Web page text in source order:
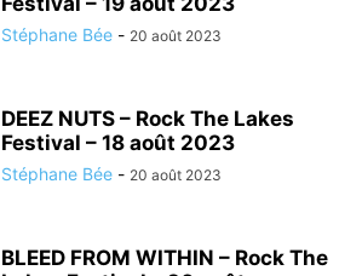
Stéphane Bée - 20 août 2023
DEEZ NUTS – Rock The Lakes
Festival – 18 août 2023
Stéphane Bée - 20 août 2023
BLEED FROM WITHIN – Rock The